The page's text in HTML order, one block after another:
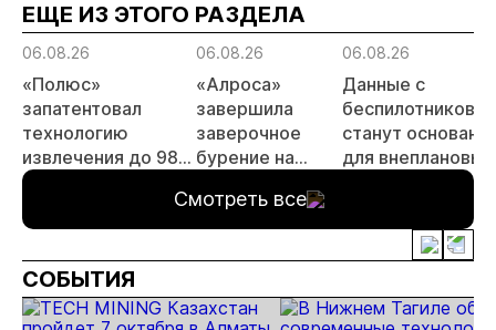
ЕЩЕ ИЗ ЭТОГО РАЗДЕЛА
06.08.26
«Полюс»
запатентовал
технологию
извлечения до 98%
золота из
металлургического
шлака
06.08.26
«Алроса»
завершила
заверочное
бурение на
месторождении
Дегдекан
06.08.26
Данные с
беспилотников
станут
для внеплановых
Смотреть все
СОБЫТИЯ